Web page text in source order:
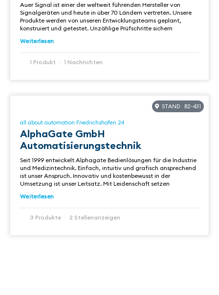
Auer Signal ist einer der weltweit führenden Hersteller von
Signalgeräten und heute in über 70 Ländern vertreten. Unsere
Produkte werden von unseren Entwicklungsteams geplant,
konstruiert und getestet. Unzählige Prüfschritte sichern
Weiterlesen
1 Produkt 1 Nachrichten
STAND B2-431
all about automation Friedrichshafen 24
AlphaGate GmbH
Automatisierungstechnik
Seit 1999 entwickelt Alphagate Bedienlösungen für die Industrie
und Medizintechnik. Einfach, intuitiv und grafisch ansprechend
ist unser Anspruch. Innovativ und kostenbewusst in der
Umsetzung ist unser Leitsatz. Mit Leidenschaft setzen
Weiterlesen
3 Produkte 2 Stellenanzeigen